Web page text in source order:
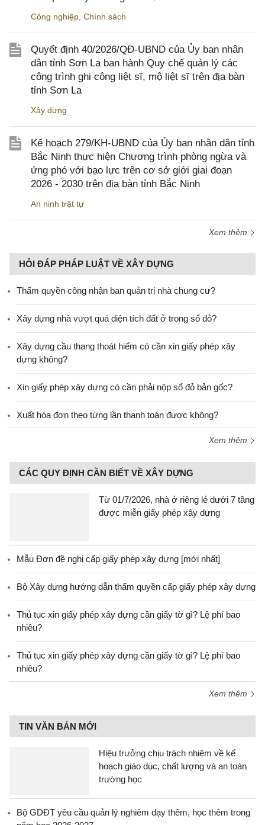
Công nghiệp Chính sách
Quyết định 40/2026/QĐ-UBND của Ủy ban nhân
dân tỉnh Sơn La ban hành Quy chế quản lý các
công trình ghi công liệt sĩ, mộ liệt sĩ trên địa bàn
tỉnh Sơn La
Xây dựng
Kế hoạch 279/KH-UBND của Ủy ban nhân dân tỉnh
Bắc Ninh thực hiện Chương trình phòng ngừa và
ứng phó với bạo lực trên cơ sở giới giai đoạn
2026 - 2030 trên địa bàn tỉnh Bắc Ninh
An ninh trật tự
Xem thêm
HỎI ĐÁP PHÁP LUẬT VỀ XÂY DỰNG
Thẩm quyền công nhận ban quản trị nhà chung cư?
Xây dựng nhà vượt quá diện tích đất ở trong sổ đỏ?
Xây dựng cầu thang thoát hiểm có cần xin giấy phép xây
dựng không?
Xin giấy phép xây dựng có cần phải nộp sổ đỏ bản gốc?
Xuất hóa đơn theo từng lần thanh toán được không?
Xem thêm
CÁC QUY ĐỊNH CẦN BIẾT VỀ XÂY DỰNG
Từ 01/7/2026, nhà ở riêng lẻ dưới 7 tầng
được miễn giấy phép xây dựng
Mẫu Đơn đề nghị cấp giấy phép xây dựng [mới nhất]
Bộ Xây dựng hướng dẫn thẩm quyền cấp giấy phép xây dựng
Thủ tục xin giấy phép xây dựng cần giấy tờ gì? Lệ phí bao
nhiêu?
Thủ tục xin giấy phép xây dựng cần giấy tờ gì? Lệ phí bao
nhiêu?
Xem thêm
TIN VĂN BẢN MỚI
Hiệu trưởng chịu trách nhiệm về kế
hoạch giáo dục, chất lượng và an toàn
trường học
Bộ GDĐT yêu cầu quản lý nghiêm dạy thêm, học thêm trong